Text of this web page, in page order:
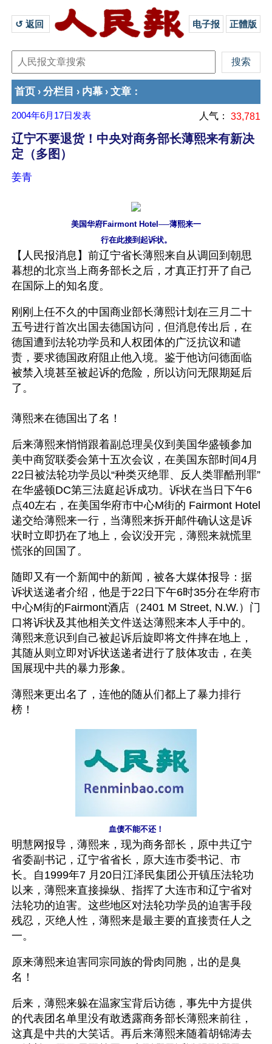
↺ 返回 电子报 正體版
首页 › 分栏目 › 内幕 › 文章 ：
2004年6月17日 发表 人气： 33,781
辽宁不要退货！中央对商务部长薄熙来有新决
定（多图）
姜青
美国华府Fairmont Hotel──薄熙来一
行在此接到起诉状。
【人民报消息】前辽宁省长薄熙来自从调回到朝思
暮想的北京当上商务部长之后，才真正打开了自己
在国际上的知名度。
刚刚上任不久的中国商业部长薄熙计划在三月二十
五号进行首次出国去德国访问，但消息传出后，在
德国遭到法轮功学员和人权团体的广泛抗议和谴
责，要求德国政府阻止他入境。鉴于他访问德面临
被禁入境甚至被起诉的危险，所以访问无限期延后
了。
薄熙来在德国出了名！
后来薄熙来悄悄跟着副总理吴仪到美国华盛顿参加
美中商贸联委会第十五次会议，在美国东部时间4月
22日被法轮功学员以“种类灭绝罪、反人类罪酷刑罪”
在华盛顿DC第三法庭起诉成功。诉状在当日下午6
点40左右，在美国华府市中心M街的 Fairmont Hotel
递交给薄熙来一行，当薄熙来拆开邮件确认这是诉
状时立即扔在了地上，会议没开完，薄熙来就慌里
慌张的回国了。
随即又有一个新闻中的新闻，被各大媒体报导：据
诉状送递者介绍，他是于22日下午6时35分在华府市
中心M街的Fairmont酒店（2401 M Street, N.W.）门
口将诉状及其他相关文件送达薄熙来本人手中的。
薄熙来意识到自己被起诉后旋即将文件摔在地上，
其随从则立即对诉状送递者进行了肢体攻击，在美
国展现中共的暴力形象。
薄熙来更出名了，连他的随从们都上了暴力排行
榜！
血债不能不还！
明慧网报导，薄熙来，现为商务部长，原中共辽宁
省委副书记，辽宁省省长，原大连市委书记、市
长。自1999年7 月20日江泽民集团公开镇压法轮功
以来，薄熙来直接操纵、指挥了大连市和辽宁省对
法轮功的迫害。这些地区对法轮功学员的迫害手段
残忍，灭绝人性，薄熙来是最主要的直接责任人之
一。
原来薄熙来迫害同宗同族的骨肉同胞，出的是臭
名！
后来，薄熙来躲在温家宝背后访德，事先中方提供
的代表团名单里没有敢透露商务部长薄熙来前往，
这真是中共的大笑话。再后来薄熙来随着胡锦涛去